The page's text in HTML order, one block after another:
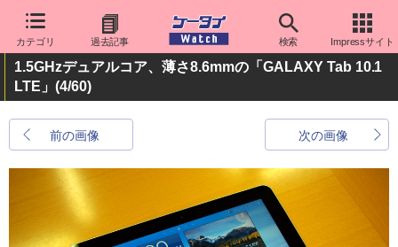
カテゴリ 過去記事 検索 Impressサイト
1.5GHzデュアルコア、薄さ8.6mmの「GALAXY Tab 10.1
LTE」 (4/60)
前の画像 次の画像